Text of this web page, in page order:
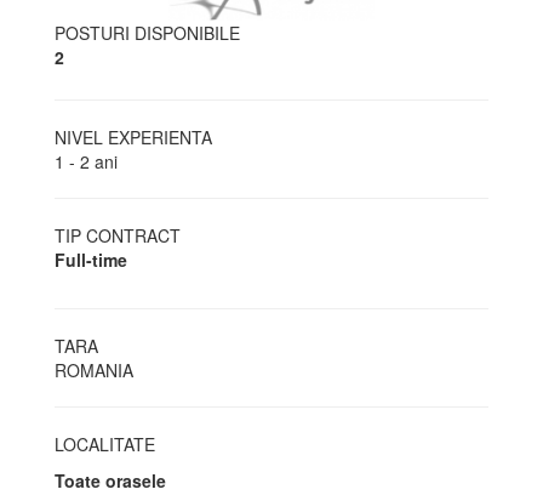
POSTURI DISPONIBILE
2
NIVEL EXPERIENTA
1 - 2 ani
TIP CONTRACT
Full-time
TARA
ROMANIA
LOCALITATE
Toate orasele